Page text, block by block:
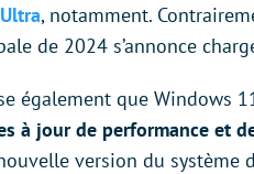
, notamment.
de 2024 s’annonce
également que Windows
à jour de performance et
version du système